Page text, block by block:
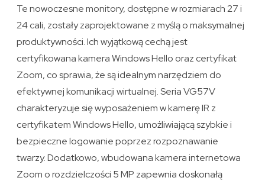
Te nowoczesne monitory, dostępne w rozmiarach 27 i
24 cali, zostały zaprojektowane z myślą o maksymalnej
produktywności. Ich wyjątkową cechą jest
certyfikowana kamera Windows Hello oraz certyfikat
Zoom, co sprawia, że są idealnym narzędziem do
efektywnej komunikacji wirtualnej. Seria VG57V
charakteryzuje się wyposażeniem w kamerę IR z
certyfikatem Windows Hello, umożliwiającą szybkie i
bezpieczne logowanie poprzez rozpoznawanie
twarzy. Dodatkowo, wbudowana kamera internetowa
Zoom o rozdzielczości 5 MP zapewnia doskonałą